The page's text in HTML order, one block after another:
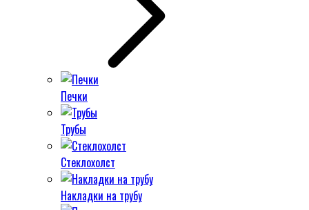
Печки
Трубы
Стеклохолст
Накладки на трубу